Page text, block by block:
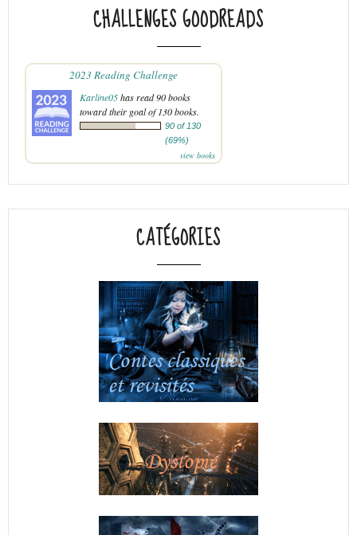
CHALLENGES GOODREADS
2023 Reading Challenge
Karline05has read 90 books
toward their goal of 130 books.
90 of 130
(69%)
view books
CATÉGORIES